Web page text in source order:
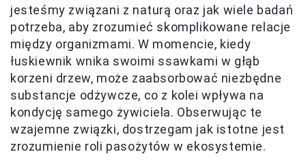
jesteśmy związani z naturą oraz jak wiele badań
potrzeba, aby zrozumieć skomplikowane relacje
między organizmami. W momencie, kiedy
łuskiewnik wnika swoimi ssawkami w głąb
korzeni drzew, może zaabsorbować niezbędne
substancje odżywcze, co z kolei wpływa na
kondycję samego żywiciela. Obserwując te
wzajemne związki, dostrzegam jak istotne jest
zrozumienie roli pasożytów w ekosystemie.